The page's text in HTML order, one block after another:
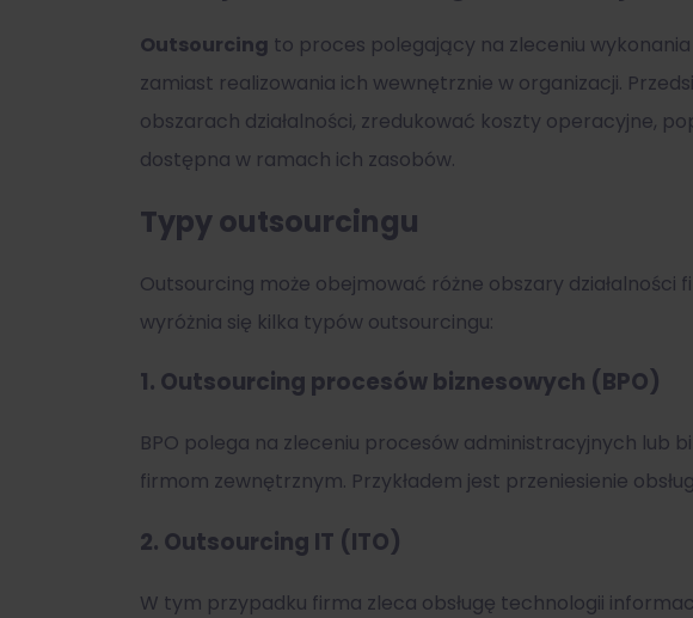
Outsourcing to proces polegający na zleceniu
zamiast realizowania ich wewnętrznie w organizacji.
obszarach działalności, zredukować koszty operacyjne,
dostępna w ramach ich zasobów.
Typy outsourcingu
Outsourcing może obejmować różne obszary
wyróżnia się kilka typów outsourcingu:
1. Outsourcing procesów biznesowych (BPO)
BPO polega na zleceniu procesów administracyjnych lub
firmom zewnętrznym. Przykładem jest przeniesienie
2. Outsourcing IT (ITO)
W tym przypadku firma zleca obsługę technologii